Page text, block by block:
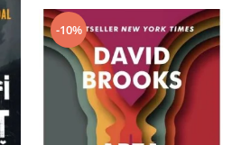
-10%